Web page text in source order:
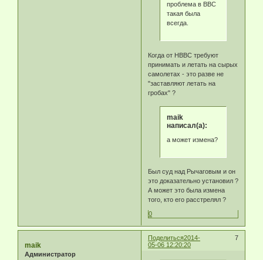
проблема в ВВС
такая была
всегда.
Когда от НВВС требуют
принимать и летать на сырых
самолетах - это разве не
"заставляют летать на
гробах" ?
maik
написал(а):
а может измена?
Был суд над Рычаговым и он
это доказательно установил ?
А может это была измена
того, кто его расстрелял ?
0
Поделиться 7
2014-
05-06 12:20:20
maik
Администратор